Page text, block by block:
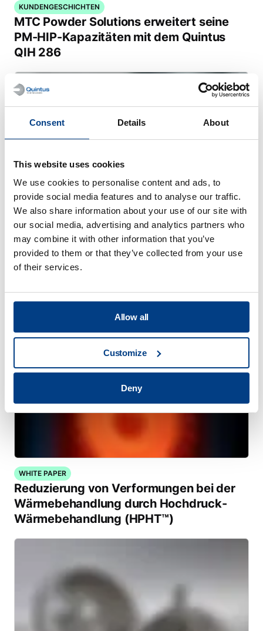
Consent Details About
This website uses cookies
We use cookies to personalise content and ads, to
provide social media features and to analyse our traffic.
We also share information about your use of our site with
our social media, advertising and analytics partners who
may combine it with other information that you’ve
provided to them or that they’ve collected from your use
of their services.
Allow all
Customize
Deny
KUNDENGESCHICHTEN
MTC Powder Solutions erweitert seine
PM-HIP-Kapazitäten mit dem Quintus
QIH 286
WEBINAR
Heißisostatisches Pressen (HIP) für die
WHITE PAPER
Reduzierung von Verformungen bei der
Wärmebehandlung durch Hochdruck-
Wärmebehandlung (HPHT™)